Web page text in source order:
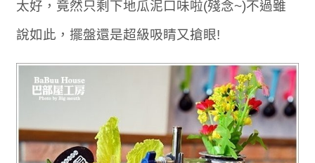
太好，竟然只剩下地瓜泥口味啦(殘念~)不過雖
說如此，擺盤還是超級吸睛又搶眼!